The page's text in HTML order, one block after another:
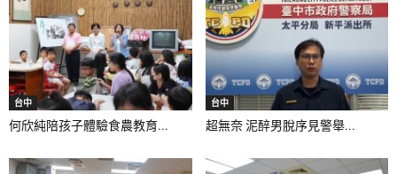
台中
何欣純陪孩子體驗食農教育...
台中
超無奈 泥醉男脫序見警舉...